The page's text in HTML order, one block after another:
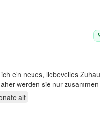
ein neues, liebevolles Zuhause
alt